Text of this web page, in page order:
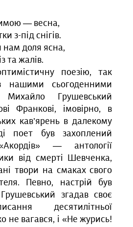
— весна,
з-під снігів.
нам доля ясна,
та жалів.
поезію, так
нашими сьогоденними
Михайло Грушевський
Франкові, імовірно, в
кав’ярень в далекому
поет був захоплений
— антології
від смерті Шевченка,
твори на смаках свого
Певно, настрій був
згадав своє
десятилітньої
не вагався, і «Не журись!